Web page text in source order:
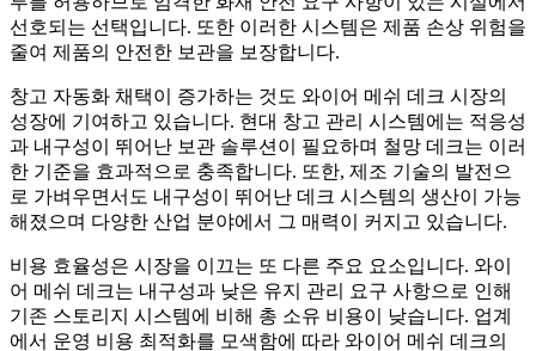
선호되는 선택입니다. 또한 이러한 시스템은 제품 손상 위험을
줄여 제품의 안전한 보관을 보장합니다.
창고 자동화 채택이 증가하는 것도 와이어 메쉬 데크 시장의
성장에 기여하고 있습니다. 현대 창고 관리 시스템에는 적응성
과 내구성이 뛰어난 보관 솔루션이 필요하며 철망 데크는 이러
한 기준을 효과적으로 충족합니다. 또한, 제조 기술의 발전으
로 가벼우면서도 내구성이 뛰어난 데크 시스템의 생산이 가능
해졌으며 다양한 산업 분야에서 그 매력이 커지고 있습니다.
비용 효율성은 시장을 이끄는 또 다른 주요 요소입니다. 와이
어 메쉬 데크는 내구성과 낮은 유지 관리 요구 사항으로 인해
기존 스토리지 시스템에 비해 총 소유 비용이 낮습니다. 업계
에서 운영 비용 최적화를 모색함에 따라 와이어 메쉬 데크의